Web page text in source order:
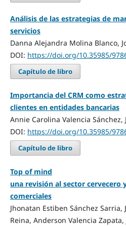
Análisis de las estrategias de
servicios
Danna Alejandra Molina Blanco,
DOI: https://doi.org/10.35985/
Capítulo de libro
Importancia del CRM como
clientes en entidades bancarias
Annie Carolina Valencia
DOI: https://doi.org/10.35985/
Capítulo de libro
Top of mind
una revisión al sector cervecero
comerciales
Jhonatan Estiben Sánchez
Reina, Anderson Valencia